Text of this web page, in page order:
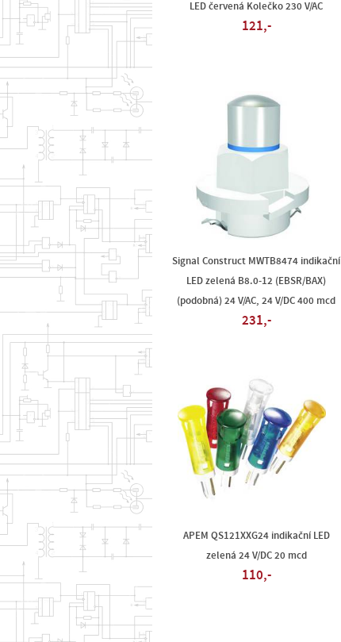
LED červená Kolečko 230 V/AC
121,-
Signal Construct MWTB8474 indikační
LED zelená B8.0-12 (EBSR/BAX)
(podobná) 24 V/AC, 24 V/DC 400 mcd
231,-
APEM QS121XXG24 indikační LED
zelená 24 V/DC 20 mcd
110,-